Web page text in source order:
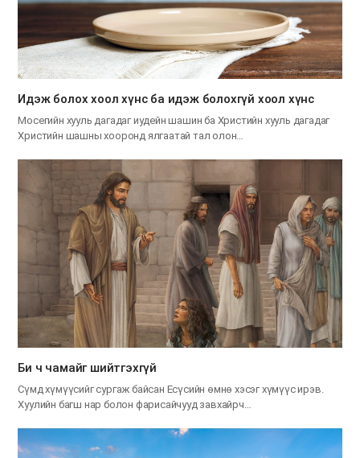
Идэж болох хоол хүнс ба идэж болохгүй хоол хүнс
Мосегийн хууль дагадаг иудейн шашин ба Христийн хууль дагадаг
Христийн шашны хооронд ялгаатай тал олон…
Би ч чамайг шийтгэхгүй
Сүмд хүмүүсийг сургаж байсан Есүсийн өмнө хэсэг хүмүүс ирэв.
Хуулийн багш нар болон фарисайчууд завхайрч…